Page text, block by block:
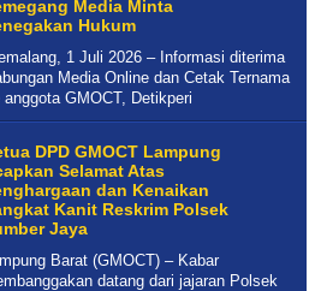
Media Minta
Hukum
1 Juli 2026 – Informasi diterima
Media Online dan Cetak Ternama
GMOCT, Detikperi
DPD GMOCT Lampung
Selamat Atas
dan Kenaikan
Kanit Reskrim Polsek
Jaya
Barat (GMOCT) – Kabar
datang dari jajaran Polsek